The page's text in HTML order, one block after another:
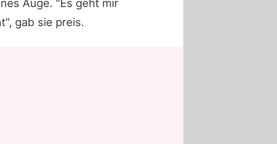
Auge. "Es geht mir
gab sie preis.